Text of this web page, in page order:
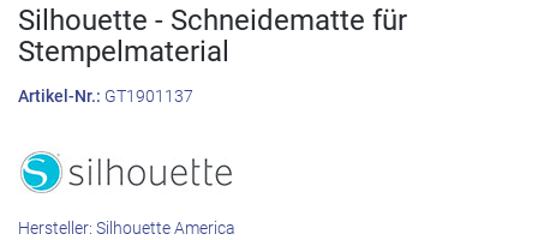
Silhouette - Schneidematte für
Stempelmaterial
Artikel-Nr.: GT1901137
Hersteller: Silhouette America